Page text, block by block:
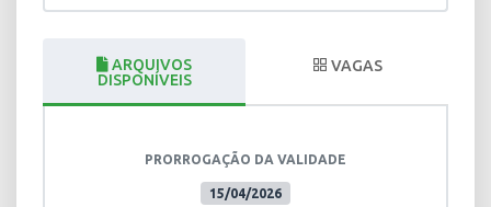
ARQUIVOS
DISPONÍVEIS
VAGAS
15/04/2026
PRORROGAÇÃO DA VALIDADE